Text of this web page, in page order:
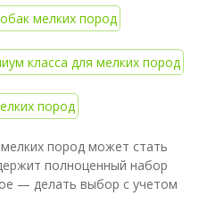
мелких пород
класса для мелких пород
пород
пород может стать
полноценный набор
— делать выбор с учетом